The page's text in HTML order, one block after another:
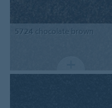
5724 chocolate brown